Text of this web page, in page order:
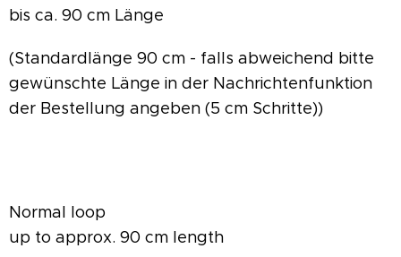
bis ca. 90 cm Länge
(Standardlänge 90 cm - falls abweichend bitte
gewünschte Länge in der Nachrichtenfunktion
der Bestellung angeben (5 cm Schritte))
Normal loop
up to approx. 90 cm length